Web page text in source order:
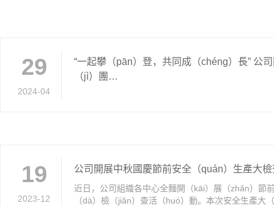
29
2024-04
“一起攀（pān）登，共同成（chéng）長” 公
（jì）團…
19
2023-12
公司開展中秋國慶節前安全（quán）生產大
近日，公司組織各中心全麵開（kāi）展（zhǎn）節
（dà）檢（jiǎn）查活（huó）動。本次安全生產大